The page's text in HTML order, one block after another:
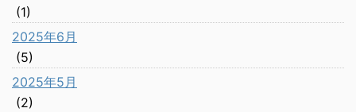
(1)
2025年6月
(5)
2025年5月
(2)